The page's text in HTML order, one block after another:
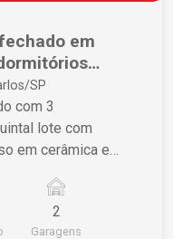
em
SP
com 3
lote com
em cerâmica e
2
Garagens